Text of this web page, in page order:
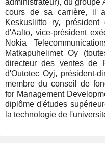
administrateur), du groupe
cours de sa carrière, il
Keskusliitto ry,
d'Aalto, vice-président
Nokia
Matkapuhelimet Oy
directeur des ventes de
d'Outotec Oyj, président-
membre du conseil de
for Management
diplôme d'études
la technologie de